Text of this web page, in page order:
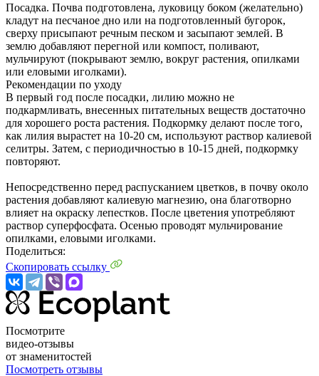
Посадка. Почва подготовлена, луковицу боком (желательно)
кладут на песчаное дно или на подготовленный бугорок,
сверху присыпают речным песком и засыпают землей. В
землю добавляют перегной или компост, поливают,
мульчируют (покрывают землю, вокруг растения, опилками
или еловыми иголками).
Рекомендации по уходу
В первый год после посадки, лилию можно не
подкармливать, внесенных питательных веществ достаточно
для хорошего роста растения. Подкормку делают после того,
как лилия вырастет на 10-20 см, используют раствор калиевой
селитры. Затем, с периодичностью в 10-15 дней, подкормку
повторяют.
Непосредственно перед распусканием цветков, в почву около
растения добавляют калиевую магнезию, она благотворно
влияет на окраску лепестков. После цветения употребляют
раствор суперфосфата. Осенью проводят мульчирование
опилками, еловыми иголками.
Поделиться:
Скопировать ссылку
Посмотрите
видео-отзывы
от знаменитостей
Посмотреть отзывы